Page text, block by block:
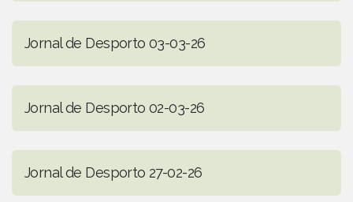
Jornal de Desporto 03-03-26
Jornal de Desporto 02-03-26
Jornal de Desporto 27-02-26